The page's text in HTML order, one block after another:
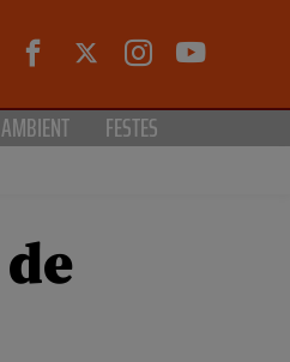
FESTES